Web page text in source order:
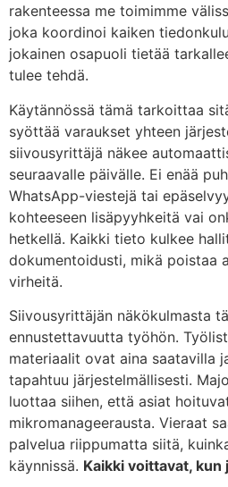
rakenteessa me toimimme
joka koordinoi kaiken
jokainen osapuoli tietää
tulee tehdä.
Käytännössä tämä tarkoittaa
syöttää varaukset yhteen
siivousyrittäjä näkee
seuraavalle päivälle. Ei enää
WhatsApp-viestejä tai
kohteeseen lisäpyyhkeitä vai
hetkellä. Kaikki tieto kulkee
dokumentoidusti, mikä poistaa
virheitä.
Siivousyrittäjän näkökulmasta
ennustettavuutta työhön.
materiaalit ovat aina saatavilla
tapahtuu järjestelmällisesti.
luottaa siihen, että asiat
mikromanageerausta. Vieraat
palvelua riippumatta siitä,
käynnissä. Kaikki voittavat,